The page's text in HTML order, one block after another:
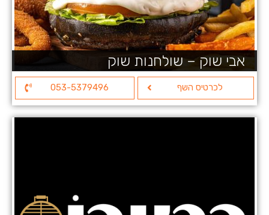
אבי שוק – שולחנות שוק
לכרטיס השף 053-5379496